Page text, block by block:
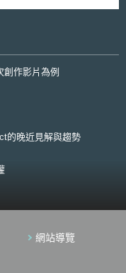
場與多數國際組織基於促進
Pacific Economic
for Economic
for Trans-Pacific
網際網路互聯使用與科技
間的經濟發展來說至關重
各國積極看待的議題。
World Economic Forum,
中能取得電商共識，對於
定義新興的全球規則，從
創作影片為例
的晚近見解與趨勢
網站導覽